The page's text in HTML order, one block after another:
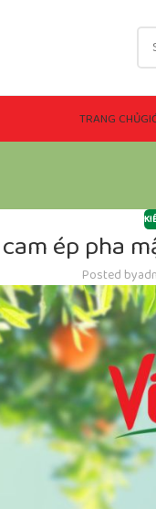
TRANG CHỦ
ép pha
Posted by